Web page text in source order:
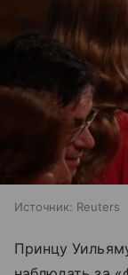
Источник: Reuters
Принцу